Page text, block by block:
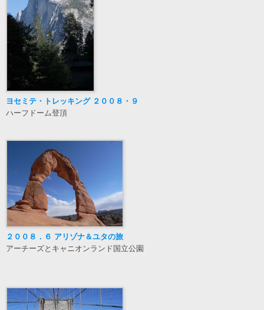
ヨセミテ・トレッキング ２００８・９
ハーフドーム登頂
２００８．６ アリゾナ＆ユタの旅
アーチーズとキャニオンランド国立公園